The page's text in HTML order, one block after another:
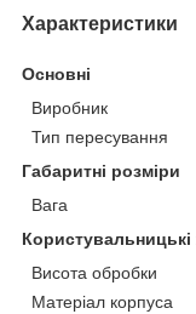
Характеристики
Основні
Виробник
Тип пересування
Габаритні розміри
Вага
Користувальницькі
Висота обробки
Матеріал корпуса